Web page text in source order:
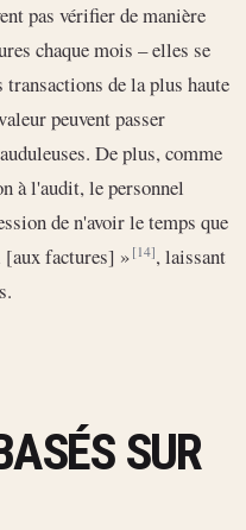
pas vérifier de manière
chaque mois – elles se
de la plus haute
peuvent passer
De plus, comme
à l'audit, le personnel
de n'avoir le temps que
[aux factures] »[14], laissant
SUR